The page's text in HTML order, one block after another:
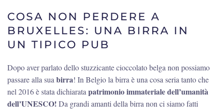
COSA NON PERDERE A
BRUXELLES: UNA BIRRA IN
UN TIPICO PUB
Dopo aver parlato dello stuzzicante cioccolato belga non possiamo
passare alla suabirra! In Belgio la birra è una cosa seria tanto che
nel 2016 è stata dichiaratapatrimonio immateriale dell’umanità
dell’UNESCO! Da grandi amanti della birra non ci siamo fatti